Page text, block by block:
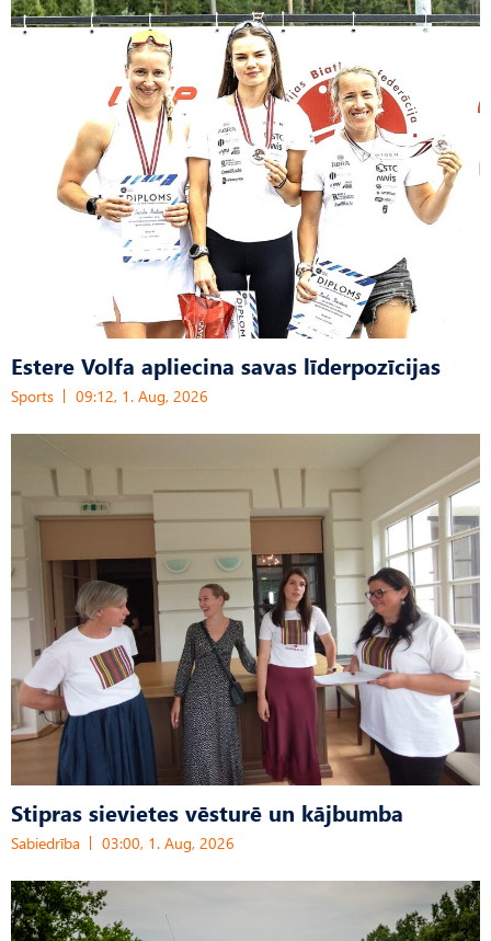
Estere Volfa apliecina savas līderpozīcijas
Sports 09:12, 1. Aug, 2026
Stipras sievietes vēsturē un kājbumba
Sabiedrība 03:00, 1. Aug, 2026